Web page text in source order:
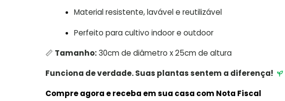
Material resistente, lavável e reutilizável
Perfeito para cultivo indoor e outdoor
📏 Tamanho:30cm de diâmetro x 25cm de altura
Funciona de verdade. Suas plantas sentem a diferença!
Compre agora e receba em sua casa com Nota Fiscal